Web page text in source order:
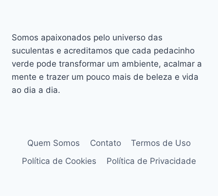
Somos apaixonados pelo universo das
suculentas e acreditamos que cada pedacinho
verde pode transformar um ambiente, acalmar a
mente e trazer um pouco mais de beleza e vida
ao dia a dia.
Quem Somos Contato
Termos de Uso
Política de Cookies
Política de Privacidade